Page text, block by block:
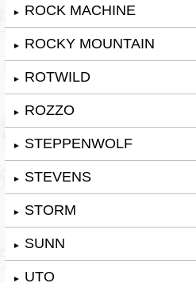
► ROCK MACHINE
► ROCKY MOUNTAIN
► ROTWILD
► ROZZO
► STEPPENWOLF
► STEVENS
► STORM
► SUNN
► UTO